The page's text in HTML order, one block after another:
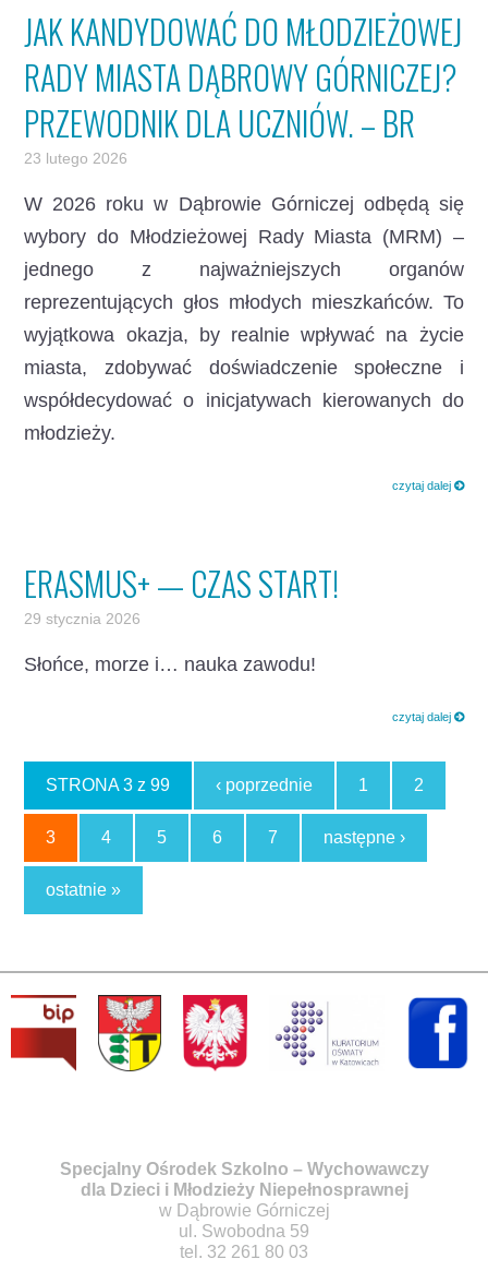
JAK KANDYDOWAĆ DO MŁODZIEŻOWEJ
RADY MIASTA DĄBROWY GÓRNICZEJ?
PRZEWODNIK DLA UCZNIÓW. – BR
23 lutego 2026
W 2026 roku w Dąbrowie Górniczej odbędą się
wybory do Młodzieżowej Rady Miasta (MRM) –
jednego z najważniejszych organów
reprezentujących głos młodych mieszkańców. To
wyjątkowa okazja, by realnie wpływać na życie
miasta, zdobywać doświadczenie społeczne i
współdecydować o inicjatywach kierowanych do
młodzieży.
czytaj dalej
ERASMUS+ — CZAS START!
29 stycznia 2026
Słońce, morze i… nauka zawodu!
czytaj dalej
STRONA 3 z 99 ‹ poprzednie 1 2
3 4 5 6 7 następne ›
ostatnie »
Specjalny Ośrodek Szkolno – Wychowawczy
dla Dzieci i Młodzieży Niepełnosprawnej
w Dąbrowie Górniczej
ul. Swobodna 59
tel. 32 261 80 03